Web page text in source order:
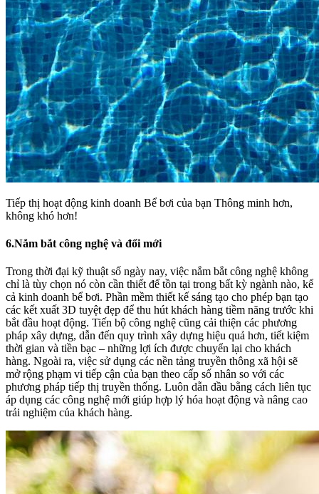
Tiếp thị hoạt động kinh doanh Bể bơi của bạn Thông minh hơn,
không khó hơn!
6.Nắm bắt công nghệ và đổi mới
Trong thời đại kỹ thuật số ngày nay, việc nắm bắt công nghệ không
chỉ là tùy chọn nó còn cần thiết để tồn tại trong bất kỳ ngành nào, kể
cả kinh doanh bể bơi. Phần mềm thiết kế sáng tạo cho phép bạn tạo
các kết xuất 3D tuyệt đẹp để thu hút khách hàng tiềm năng trước khi
bắt đầu hoạt động. Tiến bộ công nghệ cũng cải thiện các phương
pháp xây dựng, dẫn đến quy trình xây dựng hiệu quả hơn, tiết kiệm
thời gian và tiền bạc – những lợi ích được chuyển lại cho khách
hàng. Ngoài ra, việc sử dụng các nền tảng truyền thông xã hội sẽ
mở rộng phạm vi tiếp cận của bạn theo cấp số nhân so với các
phương pháp tiếp thị truyền thống. Luôn dẫn đầu bằng cách liên tục
áp dụng các công nghệ mới giúp hợp lý hóa hoạt động và nâng cao
trải nghiệm của khách hàng.